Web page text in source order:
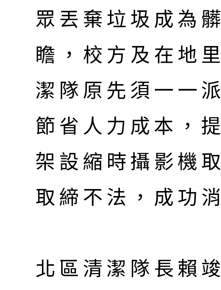
眾丟棄垃圾成為
瞻，校方及在地
潔隊原先須一一
節省人力成本，
架設縮時攝影機
取締不法，成功
北區清潔隊長賴